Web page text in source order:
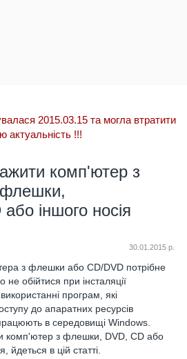
2015.03.15 та могла втратити
актуальність!!!
комп'ютер з
флешки,
іншого носія
30.01.2015 р.
з флешки або CD/DVD потрібне
обійтися при інсталяції
програм, які
до апаратних ресурсів
в середовищі Windows.
комп'ютер з флешки, DVD, CD або
йдеться в цій статті.